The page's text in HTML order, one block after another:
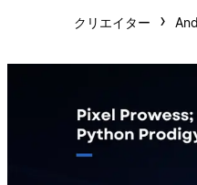
クリエイター